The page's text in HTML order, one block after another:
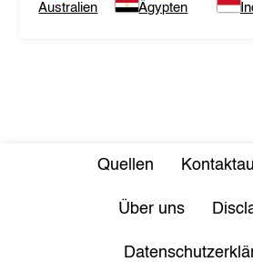
Australien
Ägypten
Quellen
Über uns